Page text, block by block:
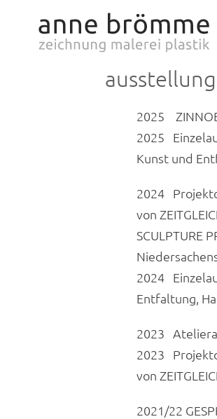
springen
2025
2025
Kunst und
2024
von
SCULPTURE
2024
Entfaltung,
2023
2023
von
2021/22